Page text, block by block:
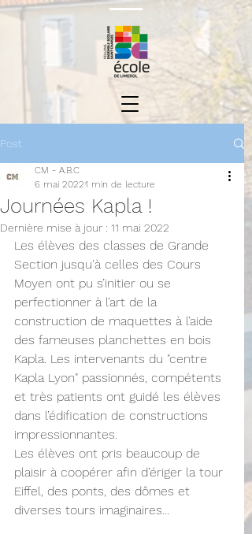
Post
Journées Kapla !
CM - A.B.C
6 mai 20221 min de lecture
Dernière mise à jour : 11 mai 2022
Les élèves des classes de Grande
Section jusqu'à celles des Cours
Moyen ont pu s’initier ou se
perfectionner à l’art de la
construction de maquettes à l’aide
des fameuses planchettes en bois
Kapla. Les intervenants du "centre
Kapla Lyon" passionnés, compétents
et très patients ont guidé les élèves
dans l’édification de constructions
impressionnantes.
Les élèves ont pris beaucoup de
plaisir à coopérer afin d’ériger la tour
Eiffel, des ponts, des dômes et
diverses tours imaginaires…